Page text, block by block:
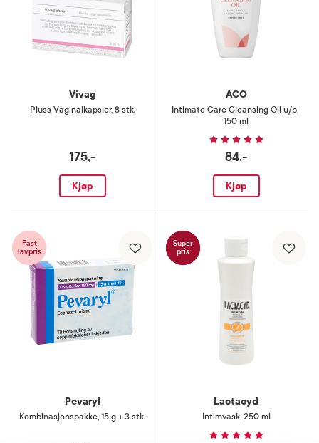
Vivag
Pluss Vaginalkapsler, 8 stk.
175,-
Kjøp
ACO
Intimate Care Cleansing Oil u/p,
150 ml
84,-
Kjøp
Fast
lavpris
Pevaryl
Kombinasjonspakke, 15 g + 3 stk.
Super
pris
Lactacyd
Intimvask, 250 ml